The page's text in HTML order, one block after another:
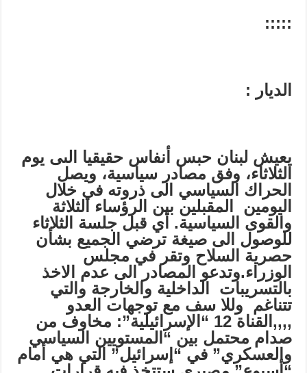
:::::
الديار :
يعيش لبنان حبس أنفاس حقيقيا الىى يوم
الثلاثاء، وفق مصادر سياسية، ويصل
الحراك السياسي الى ذروته في خلال
اليومين المقبلين بين الرؤساء الثلاثة
والقوى السياسية. أي قبل جلسة الثلاثاء
للوصول الى صيغة ترضي الجميع بشأن
حصرية السلاح وتقر في مجلس
الوزراء.وتدعو المصادر الى عدم الاخذ
بالتسريبات الداخلية والخارجة والتي
تتناغم وللا سف مع توجهات العدو
,,,,
القناة 12 “الإسرائيلية”: مخاوف من
صدام محتمل بين “المستويين السياسي
والعسكري” في “إسرائيل” التي هي أمام